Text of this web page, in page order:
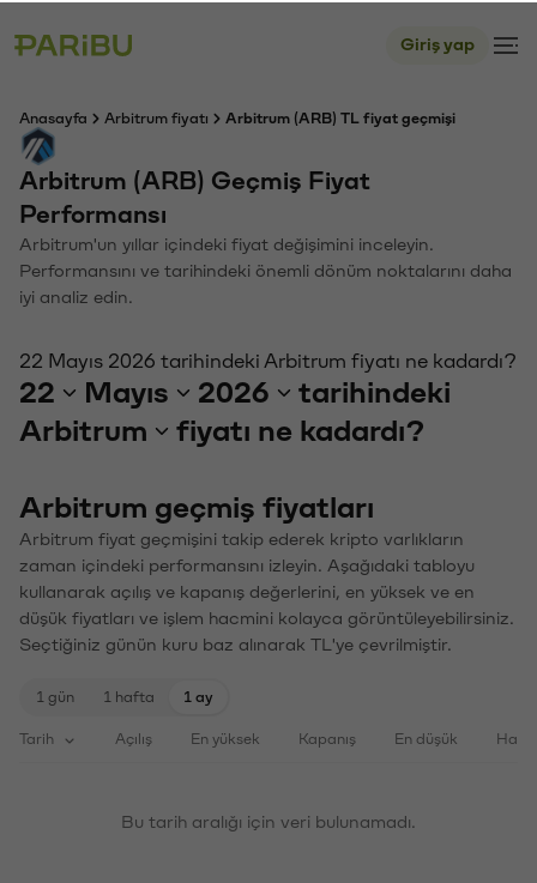
Giriş yap
Anasayfa Arbitrum fiyatı Arbitrum (ARB) TL fiyat geçmişi
Arbitrum (ARB) Geçmiş Fiyat
Performansı
Arbitrum'un yıllar içindeki fiyat değişimini inceleyin.
Performansını ve tarihindeki önemli dönüm noktalarını daha
iyi analiz edin.
22 Mayıs 2026 tarihindeki Arbitrum fiyatı ne kadardı?
22 Mayıs 2026
tarihindeki
Arbitrum
fiyatı ne kadardı?
Arbitrum geçmiş fiyatları
Arbitrum fiyat geçmişini takip ederek kripto varlıkların
zaman içindeki performansını izleyin. Aşağıdaki tabloyu
kullanarak açılış ve kapanış değerlerini, en yüksek ve en
düşük fiyatları ve işlem hacmini kolayca görüntüleyebilirsiniz.
Seçtiğiniz günün kuru baz alınarak TL'ye çevrilmiştir.
1 gün 1 hafta 1 ay
Tarih Açılış En yüksek Kapanış En düşük
Bu tarih aralığı için veri bulunamadı.